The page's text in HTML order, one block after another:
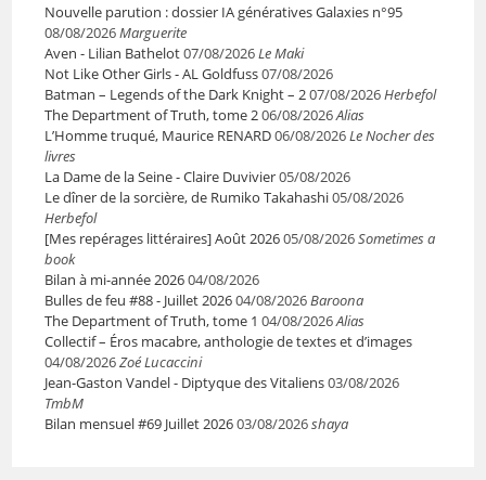
Nouvelle parution : dossier IA génératives Galaxies n°95
08/08/2026Marguerite
Aven - Lilian Bathelot07/08/2026Le Maki
Not Like Other Girls - AL Goldfuss07/08/2026
Batman – Legends of the Dark Knight – 207/08/2026Herbefol
The Department of Truth, tome 206/08/2026Alias
L’Homme truqué, Maurice RENARD06/08/2026Le Nocher des
livres
La Dame de la Seine - Claire Duvivier05/08/2026
Le dîner de la sorcière, de Rumiko Takahashi05/08/2026
Herbefol
[Mes repérages littéraires] Août 202605/08/2026Sometimes a
book
Bilan à mi-année 202604/08/2026
Bulles de feu #88 - Juillet 202604/08/2026Baroona
The Department of Truth, tome 1 04/08/2026Alias
Collectif – Éros macabre, anthologie de textes et d’images
04/08/2026Zoé Lucaccini
Jean-Gaston Vandel - Diptyque des Vitaliens03/08/2026
TmbM
Bilan mensuel #69 Juillet 202603/08/2026shaya